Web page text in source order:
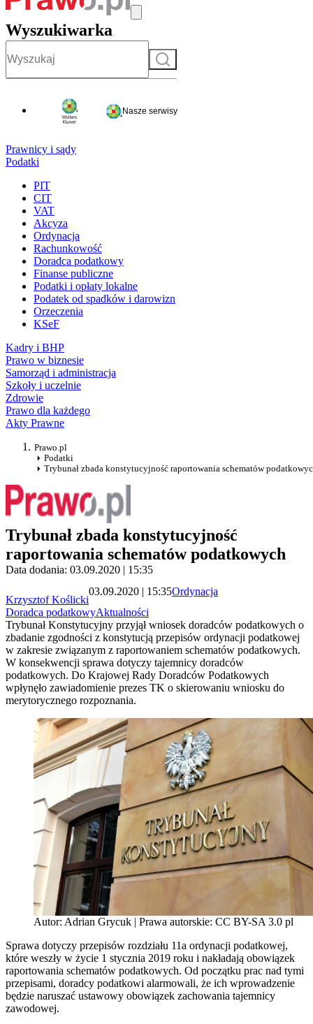
Wyszukiwarka
Szukaj
Nasze serwisy
Prawnicy i sądy
Podatki
PIT
CIT
VAT
Akcyza
Ordynacja
Rachunkowość
Doradca podatkowy
Finanse publiczne
Podatki i opłaty lokalne
Podatek od spadków i darowizn
Orzeczenia
KSeF
Kadry i BHP
Prawo w biznesie
Samorząd i administracja
Szkoły i uczelnie
Zdrowie
Prawo dla każdego
Akty Prawne
Prawo.pl
Podatki
Trybunał zbada konstytucyjność raportowania schematów
Trybunał zbada konstytucyjność
raportowania schematów podatkowych
Data dodania: 03.09.2020 | 15:35
Krzysztof Koślicki
03.09.2020 | 15:35Ordynacja
Doradca podatkowyAktualności
Trybunał Konstytucyjny przyjął wniosek doradców podatkowych o
zbadanie zgodności z konstytucją przepisów ordynacji podatkowej
w zakresie związanym z raportowaniem schematów podatkowych.
W konsekwencji sprawa dotyczy tajemnicy doradców
podatkowych. Do Krajowej Rady Doradców Podatkowych
wpłynęło zawiadomienie prezes TK o skierowaniu wniosku do
merytorycznego rozpoznania.
Autor: Adrian Grycuk | Prawa autorskie: CC BY-SA 3.0 pl
Sprawa dotyczy przepisów rozdziału 11a ordynacji podatkowej,
które weszły w życie 1 stycznia 2019 roku i nakładają obowiązek
raportowania schematów podatkowych. Od początku prac nad tymi
przepisami, doradcy podatkowi alarmowali, że ich wprowadzenie
będzie naruszać ustawowy obowiązek zachowania tajemnicy
zawodowej.